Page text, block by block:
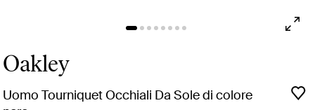
Oakley
Uomo Tourniquet Occhiali Da Sole di colore